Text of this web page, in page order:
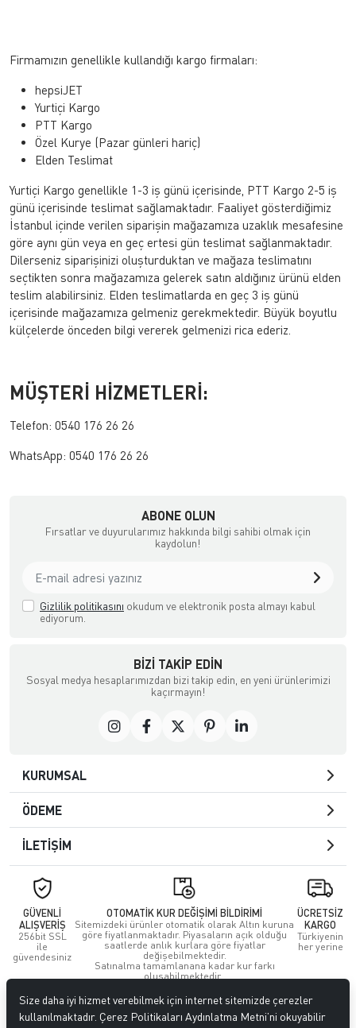
Firmamızın genellikle kullandığı kargo firmaları:
hepsiJET
Yurtiçi Kargo
PTT Kargo
Özel Kurye (Pazar günleri hariç)
Elden Teslimat
Yurtiçi Kargo genellikle 1-3 iş günü içerisinde, PTT Kargo 2-5 iş
günü içerisinde teslimat sağlamaktadır. Faaliyet gösterdiğimiz
İstanbul içinde verilen siparişin mağazamıza uzaklık mesafesine
göre aynı gün veya en geç ertesi gün teslimat sağlanmaktadır.
Dilerseniz siparişinizi oluşturduktan ve mağaza teslimatını
seçtikten sonra mağazamıza gelerek satın aldığınız ürünü elden
teslim alabilirsiniz. Elden teslimatlarda en geç 3 iş günü
içerisinde mağazamıza gelmeniz gerekmektedir. Büyük boyutlu
külçelerde önceden bilgi vererek gelmenizi rica ederiz.
MÜŞTERİ HİZMETLERİ:
Telefon: 0540 176 26 26
WhatsApp: 0540 176 26 26
ABONE OLUN
Fırsatlar ve duyurularımız hakkında bilgi sahibi olmak için
kaydolun!
Gizlilik politikasını okudum ve elektronik posta almayı kabul
ediyorum.
BIZI TAKIP EDIN
Sosyal medya hesaplarımızdan bizi takip edin, en yeni ürünlerimizi
kaçırmayın!
KURUMSAL
ÖDEME
İLETİŞİM
GÜVENLİ
ALIŞVERİŞ
256bit SSL
ile
güvendesiniz
OTOMATİK KUR DEĞİŞİMİ BİLDİRİMİ
Sitemizdeki ürünler otomatik olarak Altın kuruna
göre fiyatlanmaktadır. Piyasaların açık olduğu
saatlerde anlık kurlara göre fiyatlar
değişebilmektedir.
Satınalma tamamlanana kadar kur farkı
oluşabilmektedir.
ÜCRETSİZ
KARGO
Türkiyenin
her yerine
© 2023GoldEs . Tüm hakları saklıdır.
Size daha iyi hizmet verebilmek için internet sitemizde çerezler
kullanılmaktadır. Çerez Politikaları Aydınlatma Metni’ni okuyabilir